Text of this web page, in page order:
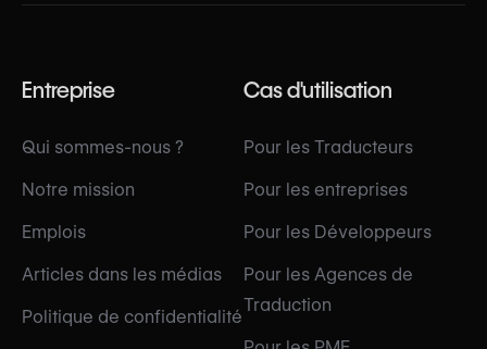
Entreprise
Qui sommes-nous ?
Notre mission
Emplois
Articles dans les médias
Politique de confidentialité
Cas d'utilisation
Pour les Traducteurs
Pour les entreprises
Pour les Développeurs
Pour les Agences de
Traduction